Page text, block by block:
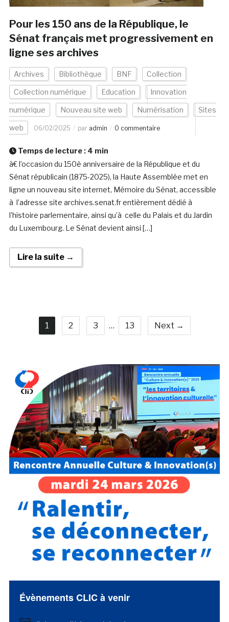
Pour les 150 ans de la République, le
Sénat français met progressivement en
ligne ses archives
Archives Bibliothèque BNF Collection
Collection numérique Education Innovation
numérique Nouveau site web Numérisation Sites
web 06/02/2025 par admin 0 commentaire
Temps de lecture : 4 min
à€ l’occasion du 150è anniversaire de la République et du
Sénat républicain (1875-2025), la Haute Assemblée met en
ligne un nouveau site internet, Mémoire du Sénat, accessible
à l’adresse site archives.senat.fr entièrement dédié à
l’histoire parlementaire, ainsi qu’à celle du Palais et du Jardin
du Luxembourg. Le Sénat devient ainsi […]
Lire la suite →
1 2 3 … 13 Next →
Évènements CLIC à venir